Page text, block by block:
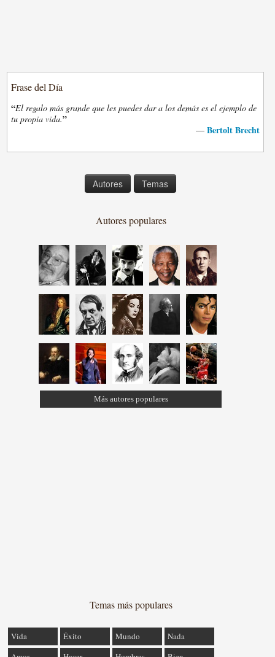
Frase del Día
“El regalo más grande que les puedes dar a los demás es el ejemplo de
tu propia vida.”
— Bertolt Brecht
Autores Temas
Autores populares
Más autores populares
Temas más populares
Vida Éxito Mundo
Nada